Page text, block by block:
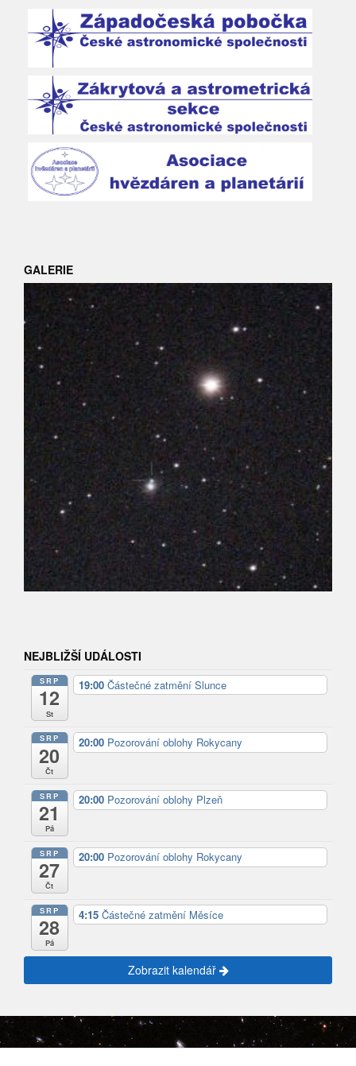
GALERIE
NEJBLIŽŠÍ UDÁLOSTI
SRP
12
St
19:00 Částečné zatmění Slunce
SRP
20
Čt
20:00 Pozorování oblohy Rokycany
SRP
21
Pá
20:00 Pozorování oblohy Plzeň
SRP
27
Čt
20:00 Pozorování oblohy Rokycany
SRP
28
Pá
4:15 Částečné zatmění Měsíce
Zobrazit kalendář